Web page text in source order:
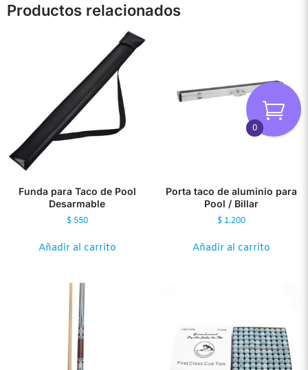
Productos relacionados
Funda para Taco de Pool
Desarmable
$550
Añadir al carrito
Porta taco de aluminio para
Pool / Billar
$1.200
Añadir al carrito
0